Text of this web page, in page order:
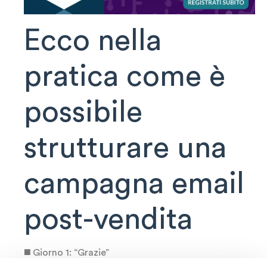
Ecco nella
pratica come è
possibile
strutturare una
campagna email
post-vendita
◼️ Giorno 1: “Grazie”